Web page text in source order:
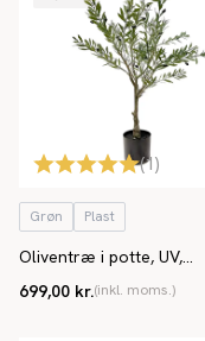
(1)
Grøn Plast
Oliventræ i potte, UV,
699,00 kr.(inkl. moms.)